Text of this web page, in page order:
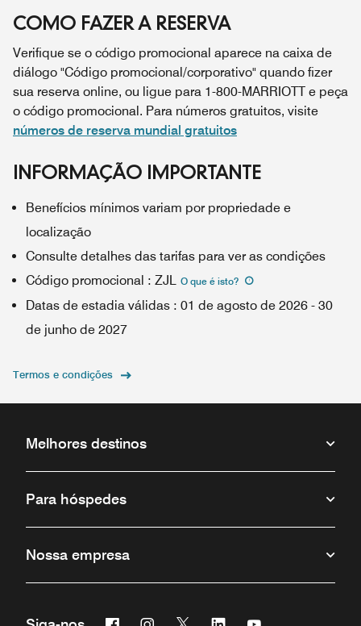
COMO FAZER A RESERVA
Verifique se o código promocional aparece na caixa de
diálogo "Código promocional/corporativo" quando fizer
sua reserva online, ou ligue para 1-800-MARRIOTT e peça
o código promocional. Para números gratuitos, visite
números de reserva mundial gratuitos
INFORMAÇÃO IMPORTANTE
Benefícios mínimos variam por propriedade e
localização
Consulte detalhes das tarifas para ver as condições
Código promocional : ZJL O que é isto?
Datas de estadia válidas : 01 de agosto de 2026 - 30
de junho de 2027
Termos e condições
Melhores destinos
Para hóspedes
Nossa empresa
FacebookInstagram
Twitter Linkedin